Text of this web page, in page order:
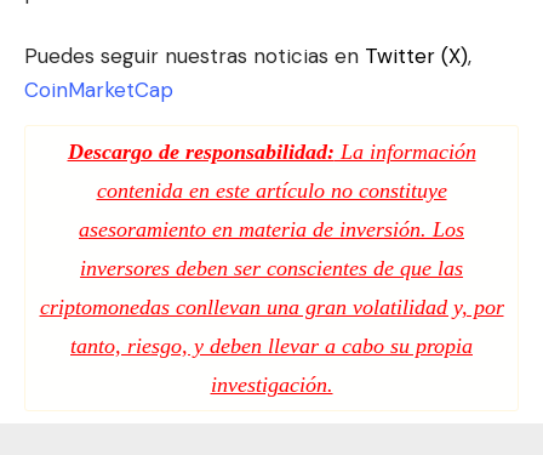
Puedes seguir nuestras noticias en Twitter (X),
CoinMarketCap
Descargo de responsabilidad: La información
contenida en este artículo no constituye
asesoramiento en materia de inversión. Los
inversores deben ser conscientes de que las
criptomonedas conllevan una gran volatilidad y, por
tanto, riesgo, y deben llevar a cabo su propia
investigación.